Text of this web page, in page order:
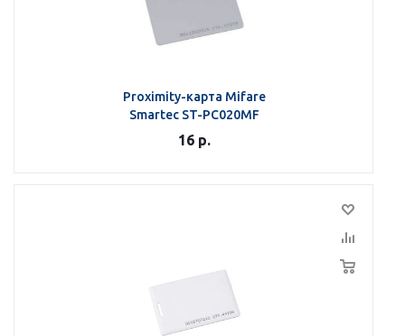
Proximity-карта Mifare
Smartec ST-PC020MF
16р.